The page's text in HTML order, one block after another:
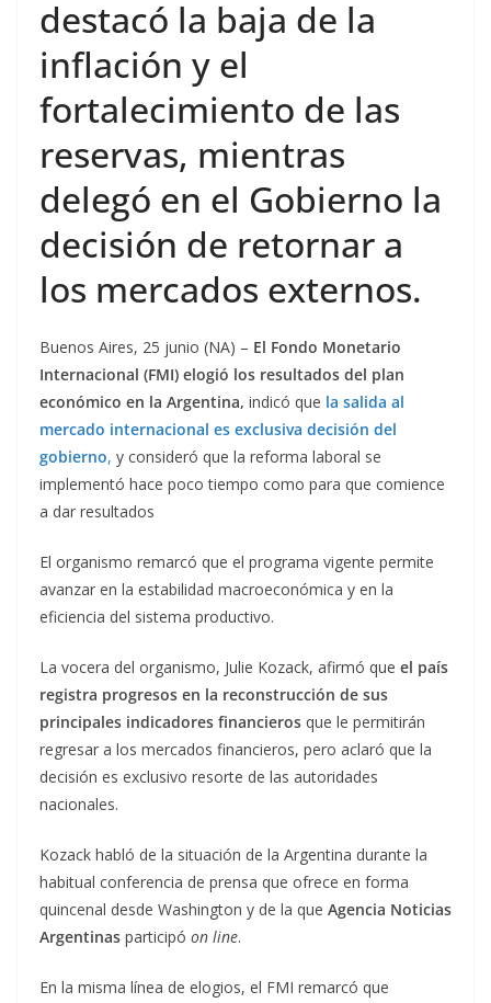
destacó la baja de la
inflación y el
fortalecimiento de las
reservas, mientras
delegó en el Gobierno la
decisión de retornar a
los mercados externos.
Buenos Aires, 25 junio (NA) – El Fondo Monetario
Internacional (FMI) elogió los resultados del plan
económico en la Argentina, indicó que la salida al
mercado internacional es exclusiva decisión del
gobierno, y consideró que la reforma laboral se
implementó hace poco tiempo como para que comience
a dar resultados
El organismo remarcó que el programa vigente permite
avanzar en la estabilidad macroeconómica y en la
eficiencia del sistema productivo.
La vocera del organismo, Julie Kozack, afirmó que el país
registra progresos en la reconstrucción de sus
principales indicadores financieros que le permitirán
regresar a los mercados financieros, pero aclaró que la
decisión es exclusivo resorte de las autoridades
nacionales.
Kozack habló de la situación de la Argentina durante la
habitual conferencia de prensa que ofrece en forma
quincenal desde Washington y de la que Agencia Noticias
Argentinas participó on line.
En la misma línea de elogios, el FMI remarcó que